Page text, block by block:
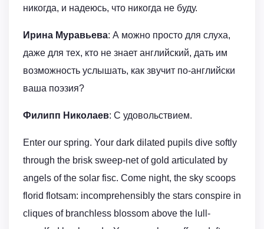
никогда, и надеюсь, что никогда не буду.
Ирина Муравьева: А можно просто для слуха,
даже для тех, кто не знает английский, дать им
возможность услышать, как звучит по-английски
ваша поэзия?
Филипп Николаев: С удовольствием.
Enter our spring. Your dark dilated pupils dive softly
through the brisk sweep-net of gold articulated by
angels of the solar fisc. Come night, the sky scoops
florid flotsam: incomprehensibly the stars conspire in
cliques of branchless blossom above the lull-